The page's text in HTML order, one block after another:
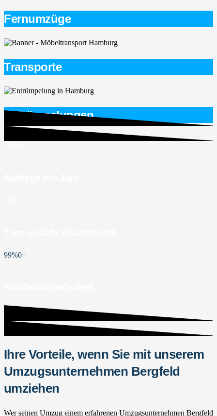
Fernumzüge
Transporte
Entrümpelungen
99%0+
Ihre Vorteile, wenn Sie mit unserem
Umzugsunternehmen Bergfeld
umziehen
Wer seinen Umzug einem erfahrenen Umzugsunternehmen Bergfeld